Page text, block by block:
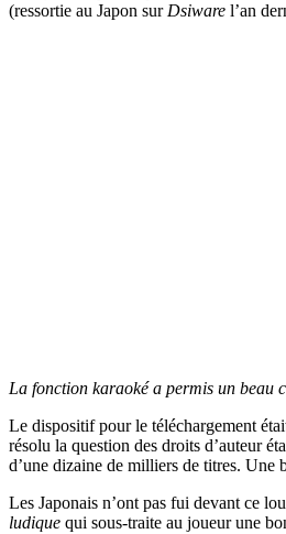
(ressortie au Japon sur Dsiware l’an
La fonction karaoké a permis un beau
Le dispositif pour le téléchargement
résolu la question des droits d’auteur
d’une dizaine de milliers de titres. Une
Les Japonais n’ont pas fui devant ce
ludique qui sous-traite au joueur une